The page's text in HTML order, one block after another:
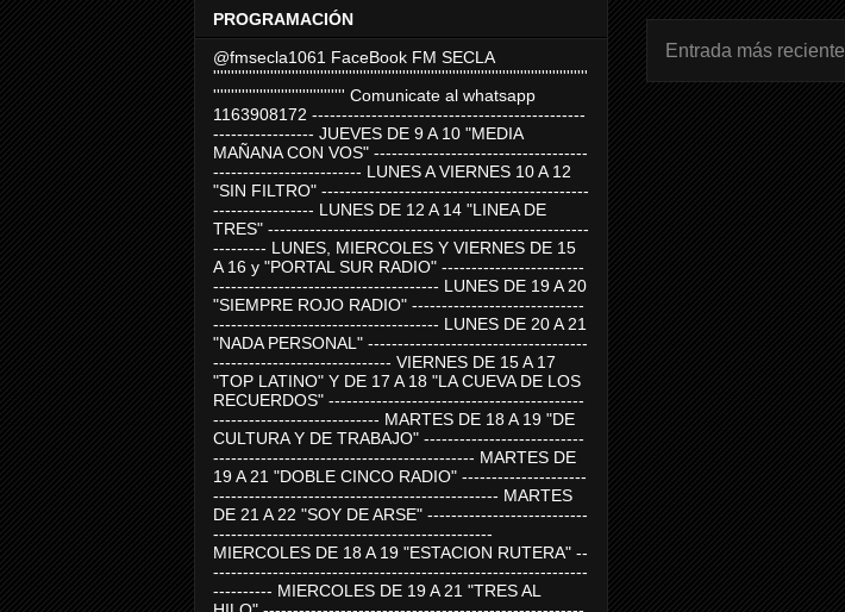
Entrada más reciente
PROGRAMACIÓN
@fmsecla1061 FaceBook FM SECLA
'''''''''''''''''''''''''''''''''''''''''''''''''''''''''''''''''''''''''''''''''''''''''''''''''''''''''
''''''''''''''''''''''''''''''''''''' Comunicate al whatsapp
1163908172 ----------------------------------------------
----------------- JUEVES DE 9 A 10 "MEDIA
MAÑANA CON VOS" ------------------------------------
------------------------- LUNES A VIERNES 10 A 12
"SIN FILTRO" ---------------------------------------------
----------------- LUNES DE 12 A 14 "LINEA DE
TRES" ------------------------------------------------------
--------- LUNES, MIERCOLES Y VIERNES DE 15
A 16 y "PORTAL SUR RADIO" ------------------------
-------------------------------------- LUNES DE 19 A 20
"SIEMPRE ROJO RADIO" -----------------------------
-------------------------------------- LUNES DE 20 A 21
"NADA PERSONAL" -------------------------------------
------------------------------ VIERNES DE 15 A 17
"TOP LATINO" Y DE 17 A 18 "LA CUEVA DE LOS
RECUERDOS" -------------------------------------------
---------------------------- MARTES DE 18 A 19 "DE
CULTURA Y DE TRABAJO" ---------------------------
-------------------------------------------- MARTES DE
19 A 21 "DOBLE CINCO RADIO" ---------------------
------------------------------------------------ MARTES
DE 21 A 22 "SOY DE ARSE" ---------------------------
-----------------------------------------------
MIERCOLES DE 18 A 19 "ESTACION RUTERA" --
---------------------------------------------------------------
---------- MIERCOLES DE 19 A 21 "TRES AL